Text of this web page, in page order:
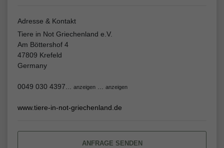
Adresse & Kontakt
Tiere in Not Griechenland e.V.
Am Böttershof 4
47809 Krefeld
Germany
0049 030 4397... anzeigen ... anzeigen
www.tiere-in-not-griechenland.de
ANFRAGE SENDEN